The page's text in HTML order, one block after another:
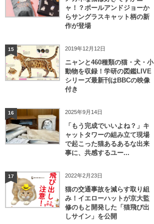
ャ！？ポールアンドジョーか
らサングラスキャット柄の新
作が登場
15 2019年12月12日
ニャンと460種類の猫・犬・小
動物を収録！学研の図鑑LIVE
シリーズ最新刊はBBCの映像
付き
16 2025年9月14日
「もう完成でいいよね？」キ
ャットタワーの組み立て現場
で起こった猫あるあるな出来
事に、共感するユー...
17 2022年2月23日
猫の交通事故を減らす取り組
み！イエローハットが京大監
修のもと開発した「猫飛び出
しサイン」を公開